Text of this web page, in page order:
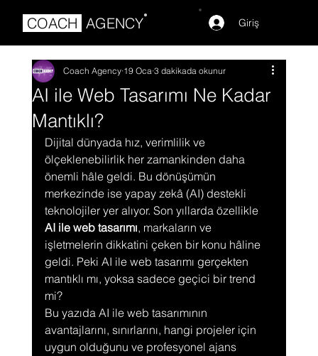
COACH AGENCY®
Giriş
AI ile Web Tasarımı Ne Kadar
Mantıklı?
Coach Agency 19 Oca 3 dakikada okunur
Dijital dünyada hız, verimlilik ve
ölçeklenebilirlik her zamankinden daha
önemli hâle geldi. Bu dönüşümün
merkezinde ise yapay zekâ (AI) destekli
teknolojiler yer alıyor. Son yıllarda özellikle
AI ile web tasarımı, markaların ve
işletmelerin dikkatini çeken bir konu hâline
geldi. Peki AI ile web tasarımı gerçekten
mantıklı mı, yoksa sadece geçici bir trend
mi?
Bu yazıda AI ile web tasarımının
avantajlarını, sınırlarını, hangi projeler için
uygun olduğunu ve profesyonel ajans